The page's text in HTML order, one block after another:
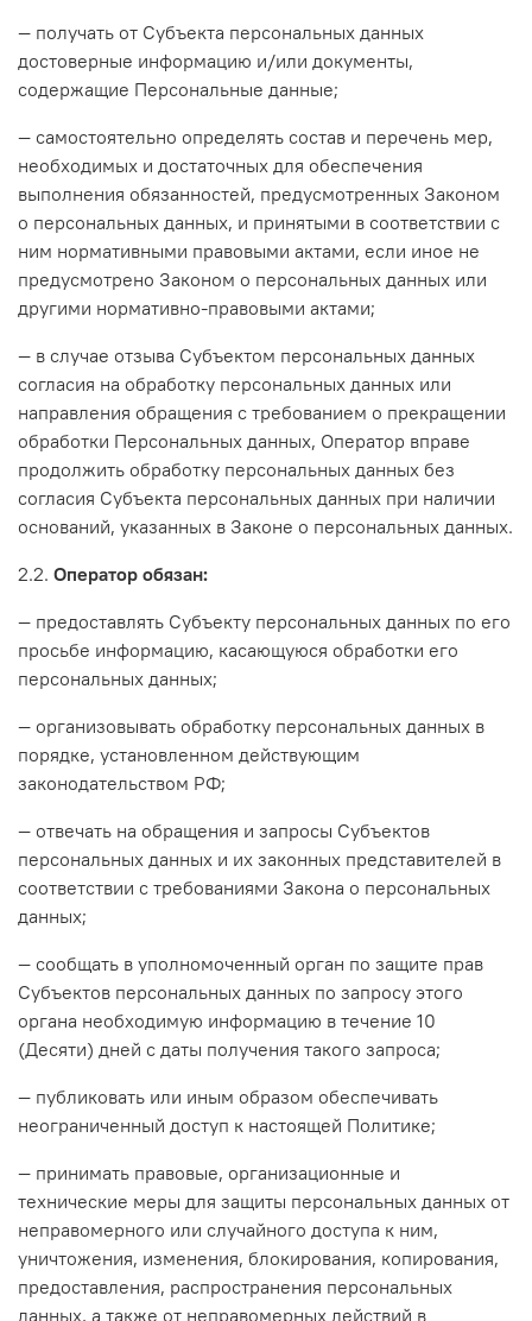
— получать от Субъекта персональных данных
достоверные информацию и/или документы,
содержащие Персональные данные;
— самостоятельно определять состав и перечень мер,
необходимых и достаточных для обеспечения
выполнения обязанностей, предусмотренных Законом
о персональных данных, и принятыми в соответствии с
ним нормативными правовыми актами, если иное не
предусмотрено Законом о персональных данных или
другими нормативно-правовыми актами;
— в случае отзыва Субъектом персональных данных
согласия на обработку персональных данных или
направления обращения с требованием о прекращении
обработки Персональных данных, Оператор вправе
продолжить обработку персональных данных без
согласия Субъекта персональных данных при наличии
оснований, указанных в Законе о персональных данных.
2.2. Оператор обязан:
— предоставлять Субъекту персональных данных по его
просьбе информацию, касающуюся обработки его
персональных данных;
— организовывать обработку персональных данных в
порядке, установленном действующим
законодательством РФ;
— отвечать на обращения и запросы Субъектов
персональных данных и их законных представителей в
соответствии с требованиями Закона о персональных
данных;
— сообщать в уполномоченный орган по защите прав
Субъектов персональных данных по запросу этого
органа необходимую информацию в течение 10
(Десяти) дней с даты получения такого запроса;
— публиковать или иным образом обеспечивать
неограниченный доступ к настоящей Политике;
— принимать правовые, организационные и
технические меры для защиты персональных данных от
неправомерного или случайного доступа к ним,
уничтожения, изменения, блокирования, копирования,
предоставления, распространения персональных
данных, а также от неправомерных действий в